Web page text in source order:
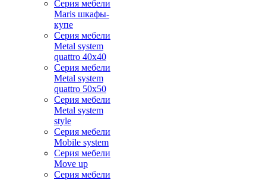
Серия мебели
Maris шкафы-
купе
Серия мебели
Metal system
quattro 40x40
Серия мебели
Metal system
quattro 50x50
Серия мебели
Metal system
style
Серия мебели
Mobile system
Серия мебели
Move up
Серия мебели